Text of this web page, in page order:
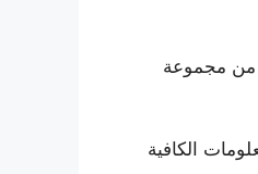
من مجموعة
الكافية